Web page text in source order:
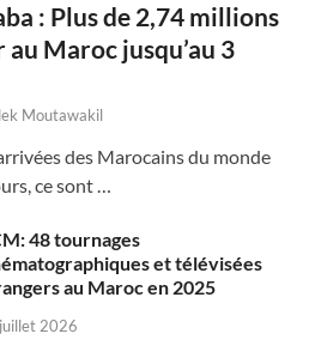
: Plus de 2,74 millions
Maroc jusqu’au 3
Moutawakil
des Marocains du monde
ce sont …
48 tournages
et télévisées
au Maroc en 2025
2026